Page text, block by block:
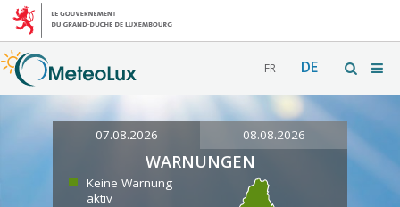
FR DE
07.08.2026 08.08.2026
WARNUNGEN
Keine Warnung
aktiv